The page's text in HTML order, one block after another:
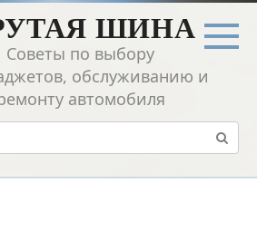
ШИНА
Советы по выбору
обслуживанию и
автомобиля